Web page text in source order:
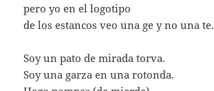
pero yo en el logotipo
de los estancos veo una ge y no una te.
Soy un pato de mirada torva.
Soy una garza en una rotonda.